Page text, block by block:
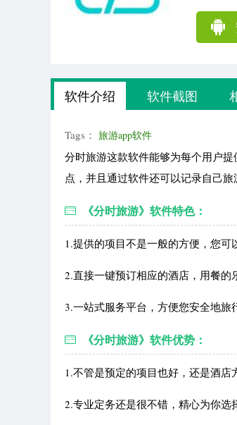
软件介绍 软件截图
Tags： 旅游app软件
分时旅游这款软件能够为每个用户
点，并且通过软件还可以记录自己
《分时旅游》软件特色：
1.提供的项目不是一般的方便，您可
2.直接一键预订相应的酒店，用餐的
3.一站式服务平台，方便您安全地旅
《分时旅游》软件优势：
1.不管是预定的项目也好，还是酒店
2.专业定务还是很不错，精心为你选